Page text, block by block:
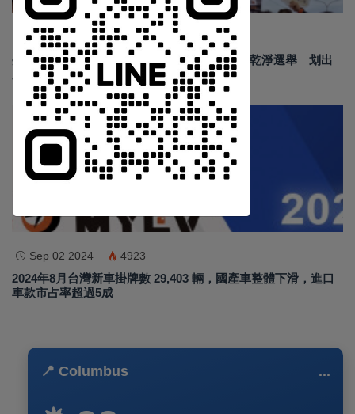
Jun 19 2026 190
臺南安平龍舟賽結合反賄選宣導 政風處倡議乾淨選舉 划出
廉潔民主新風貌
汽車新聞
Sep 02 2024 4923
2024年8月台灣新車掛牌數 29,403 輛，國產車整體下滑，進口
車款市占率超過5成
📍 Columbus ...
中 華 超 傳 媒
Https://reurl.cc/adqW77
訂閱